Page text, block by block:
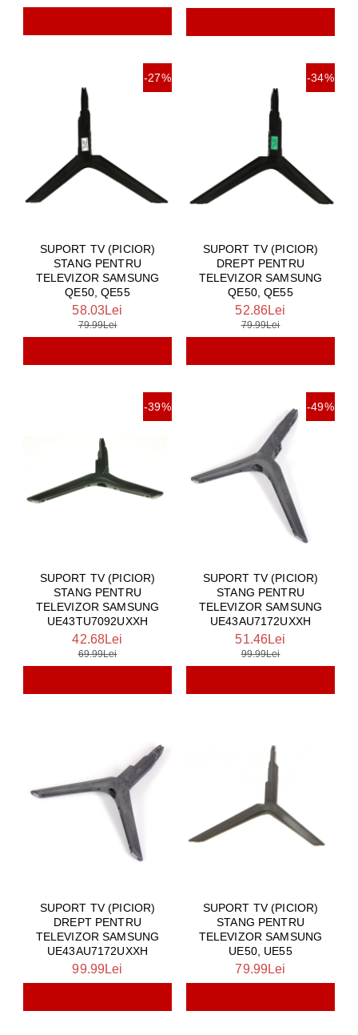
-27%
SUPORT TV (PICIOR)
STANG PENTRU
TELEVIZOR SAMSUNG
QE50, QE55
58.03Lei
79.99Lei
-34%
SUPORT TV (PICIOR)
DREPT PENTRU
TELEVIZOR SAMSUNG
QE50, QE55
52.86Lei
79.99Lei
-39%
SUPORT TV (PICIOR)
STANG PENTRU
TELEVIZOR SAMSUNG
UE43TU7092UXXH
42.68Lei
69.99Lei
-49%
SUPORT TV (PICIOR)
STANG PENTRU
TELEVIZOR SAMSUNG
UE43AU7172UXXH
51.46Lei
99.99Lei
SUPORT TV (PICIOR)
DREPT PENTRU
TELEVIZOR SAMSUNG
UE43AU7172UXXH
99.99Lei
SUPORT TV (PICIOR)
STANG PENTRU
TELEVIZOR SAMSUNG
UE50, UE55
79.99Lei